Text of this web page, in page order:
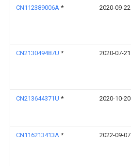
CN112389006A * 2020-09-22
CN213049487U * 2020-07-21
CN213644371U * 2020-10-20
CN116213413A * 2022-09-07